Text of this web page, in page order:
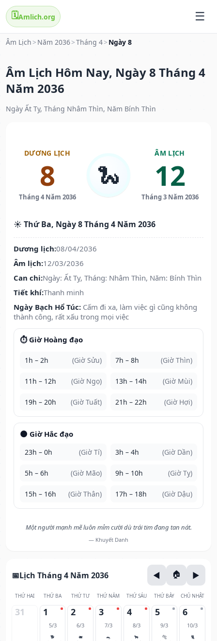
🗓️Amlich.org
Âm Lịch > Năm 2036>Tháng 4> Ngày 8
Âm Lịch Hôm Nay, Ngày 8 Tháng 4
Năm 2036
Ngày Ất Tỵ, Tháng Nhâm Thìn, Năm Bính Thìn
DƯƠNG LỊCH
8
Tháng 4 Năm 2036
🐍
ÂM LỊCH
12
Tháng 3 Năm 2036
☀️ Thứ Ba, Ngày 8 Tháng 4 Năm 2036
Dương lịch:08/04/2036
Âm lịch:12/03/2036
Can chi:Ngày: Ất Tỵ, Tháng: Nhâm Thìn, Năm: Bính Thìn
Tiết khí:Thanh minh
Ngày Bạch Hổ Túc: Cấm đi xa, làm việc gì cũng không
thành công, rất xấu trong mọi việc
⏱️ Giờ Hoàng đạo
1h – 2h (Giờ Sửu) 7h – 8h (Giờ Thìn)
11h – 12h (Giờ Ngọ) 13h – 14h (Giờ Mùi)
19h – 20h (Giờ Tuất) 21h – 22h (Giờ Hợi)
🌑 Giờ Hắc đạo
23h – 0h (Giờ Tí) 3h – 4h (Giờ Dần)
5h – 6h (Giờ Mão) 9h – 10h (Giờ Tỵ)
15h – 16h (Giờ Thân) 17h – 18h (Giờ Dậu)
Một người mạnh mẽ luôn mỉm cười dù trái tim đang tan nát.
— Khuyết Danh
Lịch Tháng 4 Năm 2036
THỨ HAI THỨ BA THỨ TƯ THỨ NĂM THỨ SÁU THỨ BẢY CHỦ NHẬT
31 1
5/3
🐕
2
6/3
🐖
3
7/3
🐀
4
8/3
🐂
5
9/3
🐅
6
10/3
🐈